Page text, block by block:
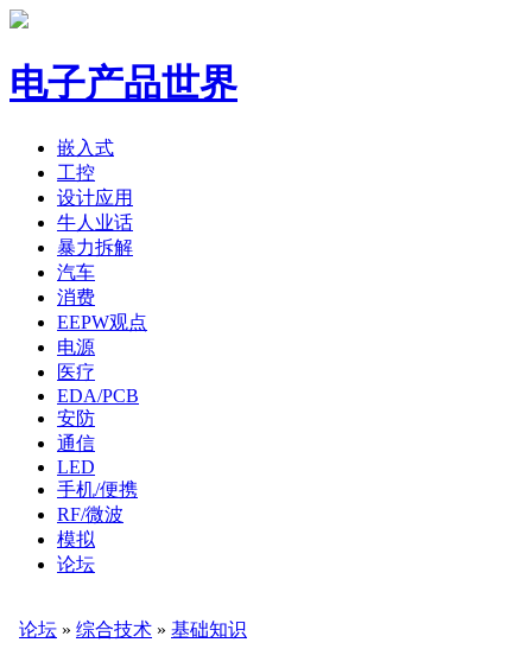
电子产品世界
嵌入式
工控
设计应用
牛人业话
暴力拆解
汽车
消费
EEPW观点
电源
医疗
EDA/PCB
安防
通信
LED
手机/便携
RF/微波
模拟
论坛
论坛 » 综合技术 » 基础知识